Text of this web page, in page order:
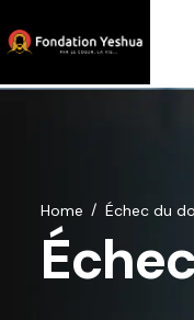
Home Échec du